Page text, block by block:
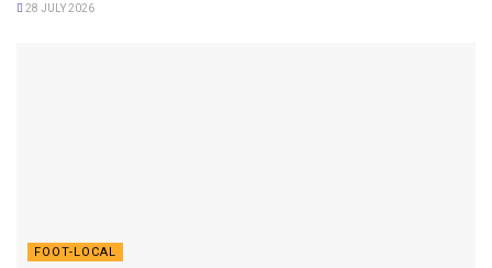
28 JULY 2026
FOOT-LOCAL